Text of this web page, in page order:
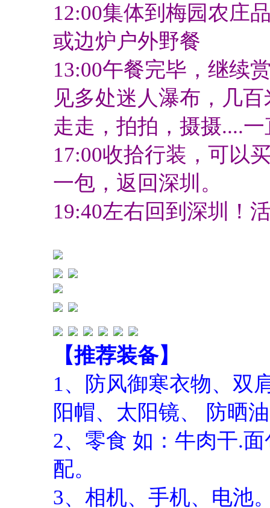
12:00集体到梅园农庄
或边炉户外野餐
13:00午餐完毕，继续
见多处迷人瀑布，几
走走，拍拍，摄摄....
17:00收拾行装，可以
一包，返回深圳。
19:40左右回到深圳！
【推荐装备】
1、防风御寒衣物、双
阳帽、太阳镜、 防晒
2、零食 如：牛肉干.
配。
3、相机、手机、电池